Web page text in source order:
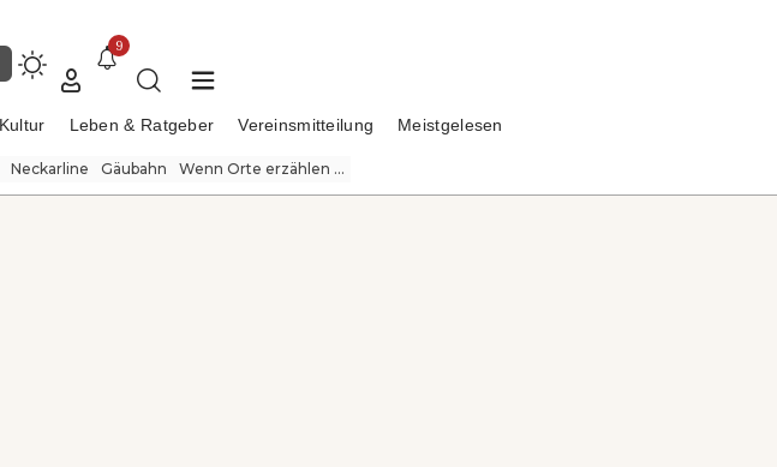
9
Kultur Leben & Ratgeber Vereinsmitteilung Meistgelesen
Neckarline Gäubahn Wenn Orte erzählen ...